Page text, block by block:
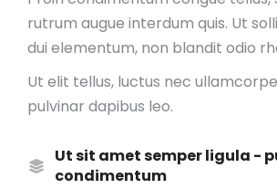
rutrum augue interdum quis. Ut
dui elementum, non blandit odio
Ut elit tellus, luctus nec
pulvinar dapibus leo.
Ut sit amet semper ligula -
condimentum